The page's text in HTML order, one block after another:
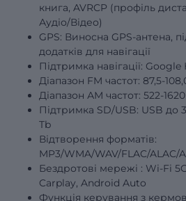
книга, AVRCP (профіль
Аудіо/Відео)
GPS: Виносна GPS-антена,
додатків для навігації
Підтримка навігації:
Діапазон FM частот: 87,5-
Діапазон АМ частот: 522-
Підтримка SD/USB: USB до
Tb
Відтворення форматів:
MP3/WMA/WAV/FLAC/ALAC/
Бездротові мережі : Wi-Fi
Carplay, Android Auto
Функція керування з